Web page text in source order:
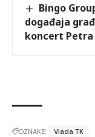
Bingo
događaja
koncert Petra
OZNAKE: Vlada TK